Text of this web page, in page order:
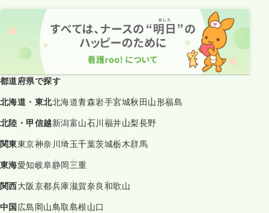
都道府県で探す
北海道・東北北海道青森岩手宮城秋田山形福島
北陸・甲信越新潟富山石川福井山梨長野
関東東京神奈川埼玉千葉茨城栃木群馬
東海愛知岐阜静岡三重
関西大阪京都兵庫滋賀奈良和歌山
中国広島岡山鳥取島根山口